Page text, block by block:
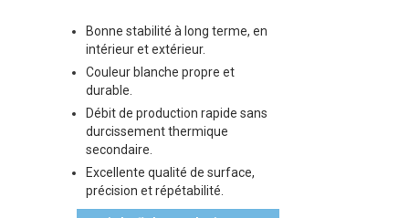
Bonne stabilité à long terme, en
intérieur et extérieur.
Couleur blanche propre et
durable.
Débit de production rapide sans
durcissement thermique
secondaire.
Excellente qualité de surface,
précision et répétabilité.